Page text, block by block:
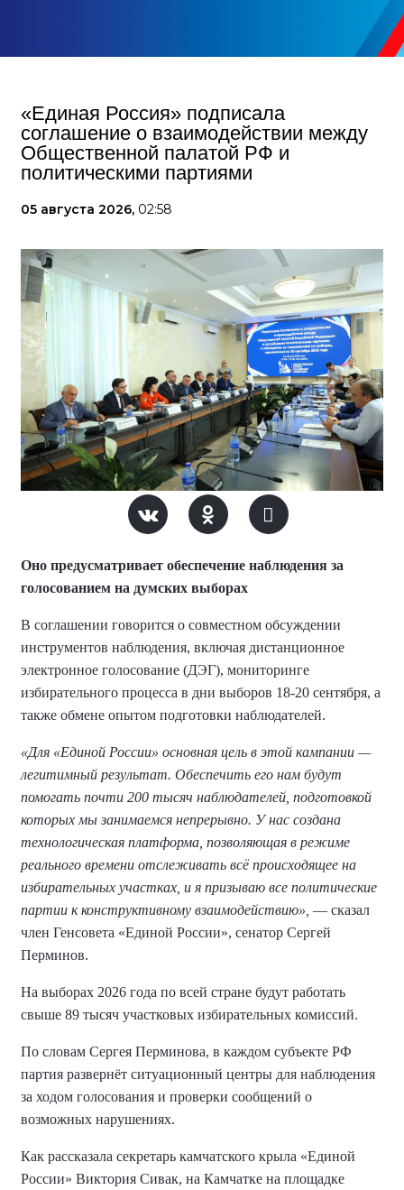
«Единая Россия» подписала
соглашение о взаимодействии между
Общественной палатой РФ и
политическими партиями
05 августа 2026, 02:58
Оно предусматривает обеспечение наблюдения за
голосованием на думских выборах
В соглашении говорится о совместном обсуждении
инструментов наблюдения, включая дистанционное
электронное голосование (ДЭГ), мониторинге
избирательного процесса в дни выборов 18-20 сентября, а
также обмене опытом подготовки наблюдателей.
«Для «Единой России» основная цель в этой кампании —
легитимный результат. Обеспечить его нам будут
помогать почти 200 тысяч наблюдателей, подготовкой
которых мы занимаемся непрерывно. У нас создана
технологическая платформа, позволяющая в режиме
реального времени отслеживать всё происходящее на
избирательных участках, и я призываю все политические
партии к конструктивному взаимодействию», — сказал
член Генсовета «Единой России», сенатор Сергей
Перминов.
На выборах 2026 года по всей стране будут работать
свыше 89 тысяч участковых избирательных комиссий.
По словам Сергея Перминова, в каждом субъекте РФ
партия развернёт ситуационный центры для наблюдения
за ходом голосования и проверки сообщений о
возможных нарушениях.
Как рассказала секретарь камчатского крыла «Единой
России» Виктория Сивак, на Камчатке на площадке